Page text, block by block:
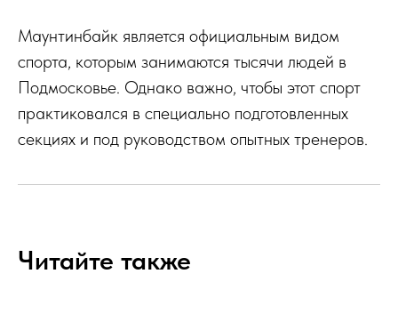
Маунтинбайк является официальным видом
спорта, которым занимаются тысячи людей в
Подмосковье. Однако важно, чтобы этот спорт
практиковался в специально подготовленных
секциях и под руководством опытных тренеров.
Читайте также